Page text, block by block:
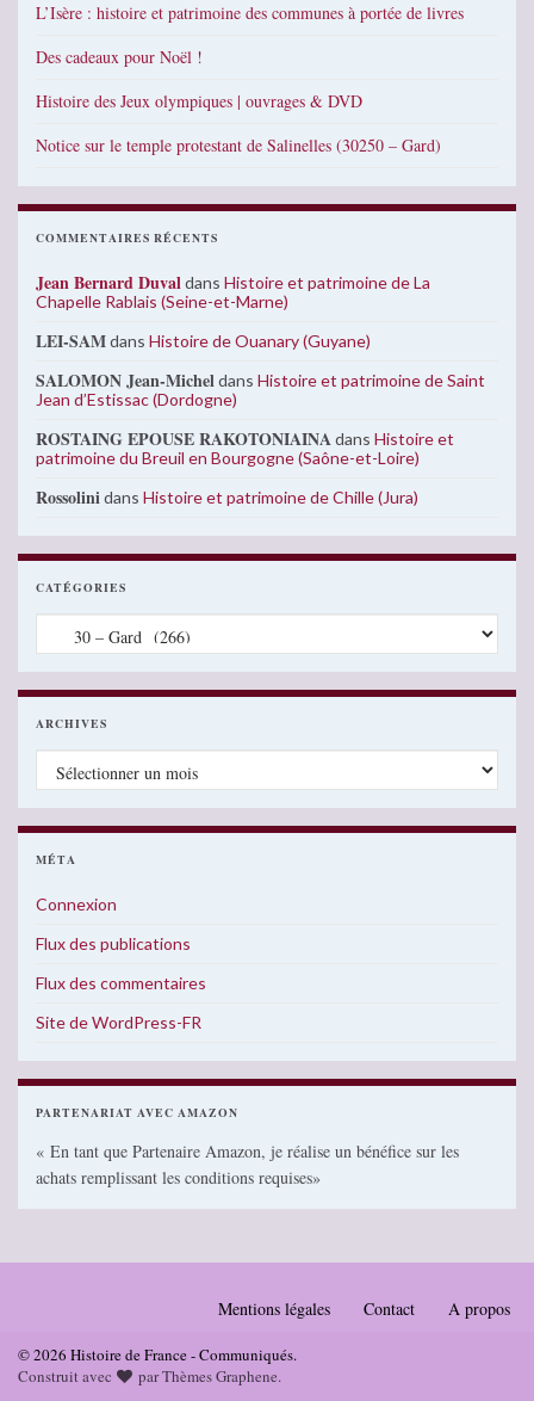
L’Isère : histoire et patrimoine des communes à portée de livres
Des cadeaux pour Noël !
Histoire des Jeux olympiques | ouvrages & DVD
Notice sur le temple protestant de Salinelles (30250 – Gard)
COMMENTAIRES RÉCENTS
Jean Bernard Duvaldans Histoire et patrimoine de La
Chapelle Rablais (Seine-et-Marne)
LEI-SAMdans Histoire de Ouanary (Guyane)
SALOMON Jean-Micheldans Histoire et patrimoine de Saint
Jean d’Estissac (Dordogne)
ROSTAING EPOUSE RAKOTONIAINAdans Histoire et
patrimoine du Breuil en Bourgogne (Saône-et-Loire)
Rossolinidans Histoire et patrimoine de Chille (Jura)
CATÉGORIES
Catégories
ARCHIVES
Archives
MÉTA
Connexion
Flux des publications
Flux des commentaires
Site de WordPress-FR
PARTENARIAT AVEC AMAZON
« En tant que Partenaire Amazon, je réalise un bénéfice sur les
achats remplissant les conditions requises»
Mentions légales Contact A propos
© 2026 Histoire de France - Communiqués.
Construit avec
parThèmes Graphene.